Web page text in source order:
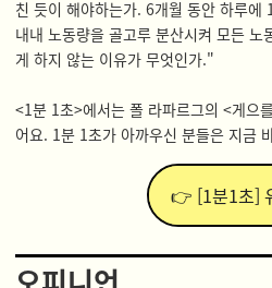
친 듯이 해야하는가. 6개월 동안 하루에
내내 노동량을 골고루 분산시켜 모든 노
게 하지 않는 이유가 무엇인가."
<1분 1초>에서는 폴 라파르그의 <게으
어요. 1분 1초가 아까우신 분들은 지금
👉 [1분1초]